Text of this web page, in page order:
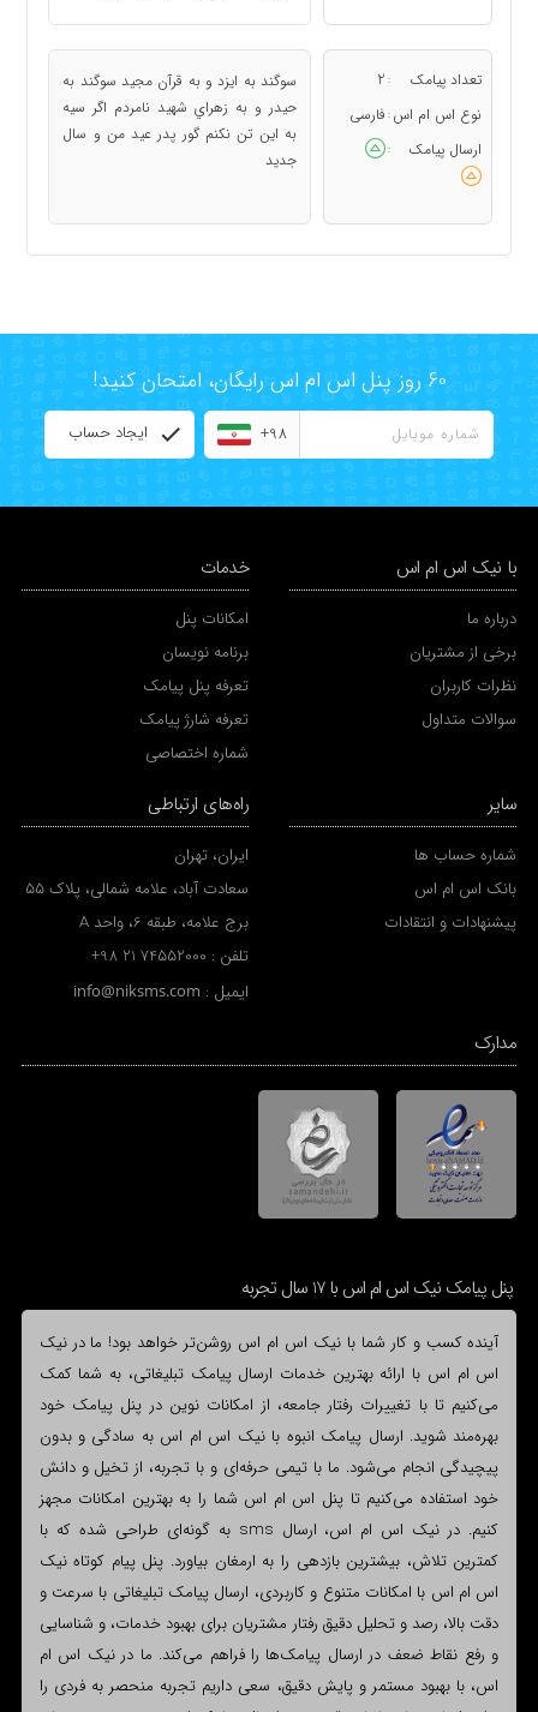
تعداد پیامک :
2
نوع اس ام اس : فارسی
ارسال پیامک
:
سوگند به ايزد و به قرآن مجيد سوگند به
حيدر و به زهراي شهيد نامردم اگر سيه
به اين تن نكنم گور پدر عيد من و سال
جديد
60 روز پنل اس ام اس رایگان، امتحان کنید!
+98 ایجاد حساب
با نیک اس ام اس
درباره ما
برخی از مشتریان
نظرات کاربران
سوالات متداول
خدمات
امکانات پنل
برنامه نویسان
تعرفه پنل پیامک
تعرفه شارژ پیامک
شماره اختصاصی
سایر
شماره حساب ها
بانک اس ام اس
پیشنهادات و انتقادات
راه‌های ارتباطی
ایران، تهران
سعادت آباد، علامه شمالی، پلاک 55
برج علامه، طبقه 6، واحد A
تلفن : +98 21 74552000
ایمیل : info@niksms.com
مدارک
پنل پیامک نیک اس ام اس با 17 سال تجربه
آینده کسب و کار شما با نیک اس ام اس روشن‌تر خواهد بود! ما در نیک
اس ام اس با ارائه بهترین خدمات ارسال پیامک تبلیغاتی، به شما کمک
می‌کنیم تا با تغییرات رفتار جامعه، از امکانات نوین در پنل پیامک خود
بهره‌مند شوید. ارسال پیامک انبوه با نیک اس ام اس به سادگی و بدون
پیچیدگی انجام می‌شود. ما با تیمی حرفه‌ای و با تجربه، از تخیل و دانش
خود استفاده می‌کنیم تا پنل اس ام اس شما را به بهترین امکانات مجهز
کنیم. در نیک اس ام اس، ارسال sms به گونه‌ای طراحی شده که با
کمترین تلاش، بیشترین بازدهی را به ارمغان بیاورد. پنل پیام کوتاه نیک
اس ام اس با امکانات متنوع و کاربردی، ارسال پیامک تبلیغاتی با سرعت و
دقت بالا، رصد و تحلیل دقیق رفتار مشتریان برای بهبود خدمات، و شناسایی
و رفع نقاط ضعف در ارسال پیامک‌ها را فراهم می‌کند. ما در نیک اس ام
اس، با بهبود مستمر و پایش دقیق، سعی داریم تجربه منحصر به فردی را